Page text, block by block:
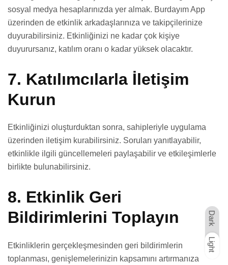
sosyal medya hesaplarınızda yer almak. Burdayım App
üzerinden de etkinlik arkadaşlarınıza ve takipçilerinize
duyurabilirsiniz. Etkinliğinizi ne kadar çok kişiye
duyurursanız, katılım oranı o kadar yüksek olacaktır.
7. Katılımcılarla İletişim
Kurun
Etkinliğinizi oluşturduktan sonra, sahipleriyle uygulama
üzerinden iletişim kurabilirsiniz. Soruları yanıtlayabilir,
etkinlikle ilgili güncellemeleri paylaşabilir ve etkileşimlerle
birlikte bulunabilirsiniz.
8. Etkinlik Geri
Bildirimlerini Toplayın
Etkinliklerin gerçekleşmesinden geri bildirimlerin
toplanması, genişlemelerinizin kapsamını artırmanıza
Dark
Light
Dark
Light